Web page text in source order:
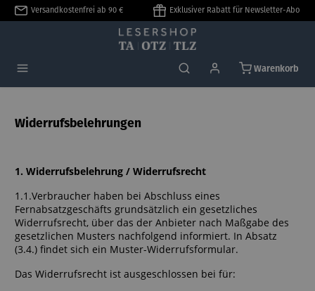
springen
Versandkostenfrei ab 90 € Exklusiver Rabatt für Newsletter-Abo
Warenkorb
Widerrufsbelehrungen
1. Widerrufsbelehrung / Widerrufsrecht
1.1.Verbraucher haben bei Abschluss eines
Fernabsatzgeschäfts grundsätzlich ein gesetzliches
Widerrufsrecht, über das der Anbieter nach Maßgabe des
gesetzlichen Musters nachfolgend informiert. In Absatz
(3.4.) findet sich ein Muster-Widerrufsformular.
Das Widerrufsrecht ist ausgeschlossen bei für: